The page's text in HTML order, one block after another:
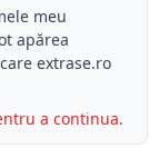
meu
apărea
extrase.ro
a continua.